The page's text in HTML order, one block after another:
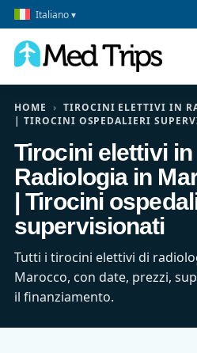
Italiano ▾
HOME › TIROCINI ELETTIVI IN
| TIROCINI OSPEDALIERI
Tirocini elettivi in
Radiologia in
| Tirocini
supervisionati
Tutti i tirocini elettivi di
Marocco, con date, prezzi,
il finanziamento.